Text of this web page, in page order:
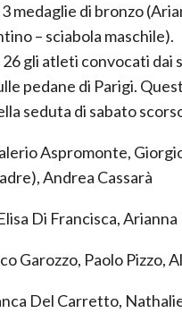
medaglie di bronzo
– sciabola maschile).
26 gli atleti convocati
pedane di Parigi.
seduta di sabato
Aspromonte,
Andrea Cassarà
Di Francisca,
Garozzo, Paolo
Del Carretto,